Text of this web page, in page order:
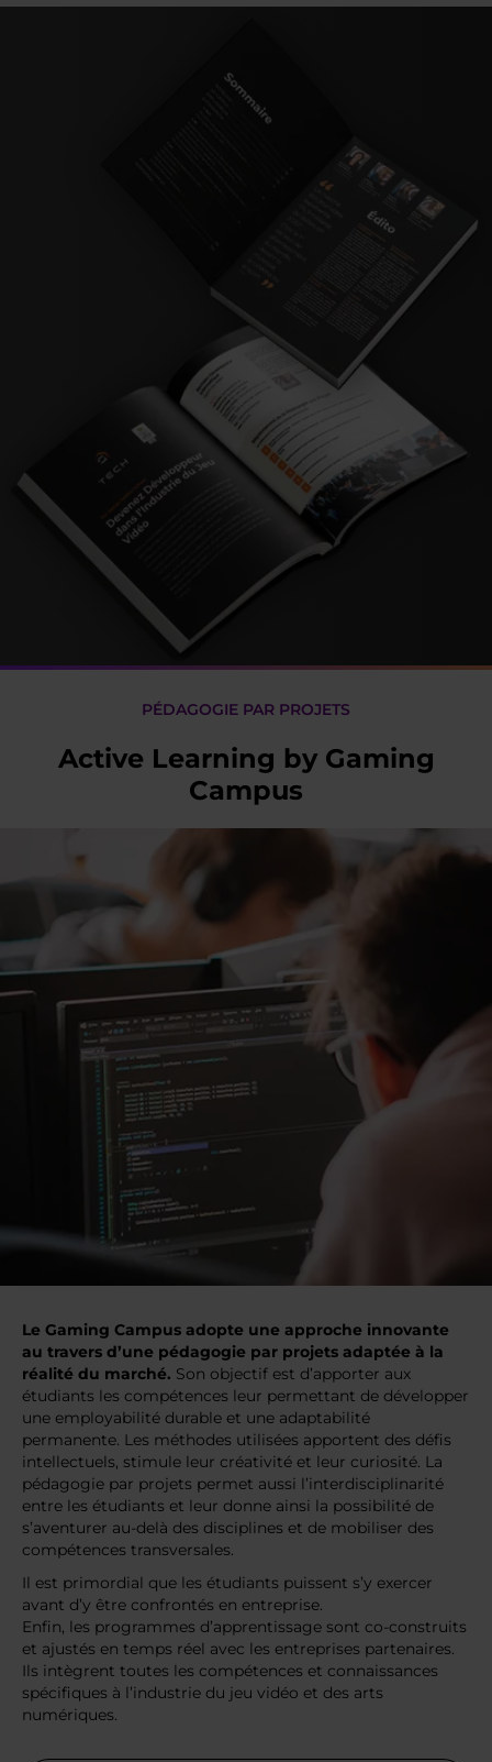
PÉDAGOGIE PAR PROJETS
Active Learning by Gaming
Campus
Le Gaming Campus adopte une approche innovante
au travers d’une pédagogie par projets adaptée à la
réalité du marché. Son objectif est d’apporter aux
étudiants les compétences leur permettant de développer
une employabilité durable et une adaptabilité
permanente. Les méthodes utilisées apportent des défis
intellectuels, stimule leur créativité et leur curiosité. La
pédagogie par projets permet aussi l’interdisciplinarité
entre les étudiants et leur donne ainsi la possibilité de
s’aventurer au-delà des disciplines et de mobiliser des
compétences transversales.
Il est primordial que les étudiants puissent s’y exercer
avant d’y être confrontés en entreprise.
Enfin, les programmes d’apprentissage sont co-construits
et ajustés en temps réel avec les entreprises partenaires.
Ils intègrent toutes les compétences et connaissances
spécifiques à l’industrie du jeu vidéo et des arts
numériques.